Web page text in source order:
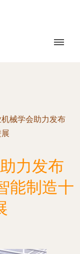
械学会助力发布
力发布
能制造十